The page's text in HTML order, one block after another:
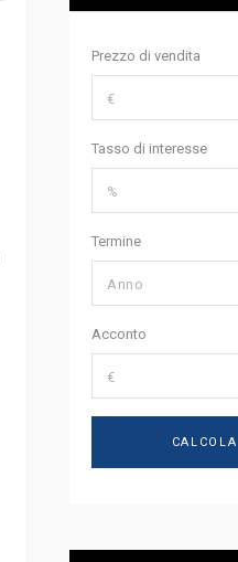
Prezzo di vendita
Tasso di interesse
Termine
Acconto